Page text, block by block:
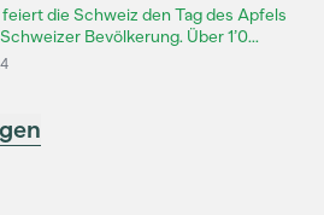
die Schweiz den Tag des Apfels
Bevölkerung. Über 1’0...